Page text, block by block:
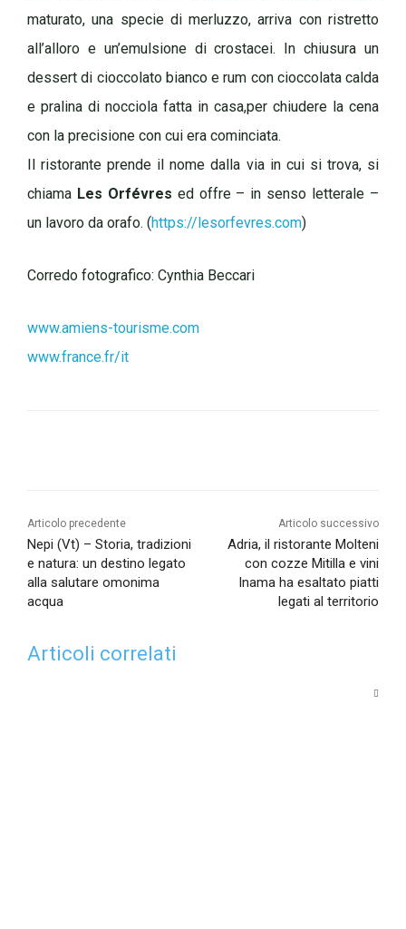
maturato, una specie di merluzzo, arriva con ristretto
all’alloro e un’emulsione di crostacei. In chiusura un
dessert di cioccolato bianco e rum con cioccolata calda
e pralina di nocciola fatta in casa,per chiudere la cena
con la precisione con cui era cominciata.
Il ristorante prende il nome dalla via in cui si trova, si
chiama Les Orfévres ed offre – in senso letterale –
un lavoro da orafo. (https://lesorfevres.com)
Corredo fotografico: Cynthia Beccari
www.amiens-tourisme.com
www.france.fr/it
Articolo precedente
Nepi (Vt) – Storia, tradizioni
e natura: un destino legato
alla salutare omonima
acqua
Articolo successivo
Adria, il ristorante Molteni
con cozze Mitilla e vini
Inama ha esaltato piatti
legati al territorio
Articoli correlati